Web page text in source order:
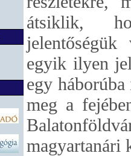
átsiklik,
egyik ilyen
egy
meg a
magyartanári